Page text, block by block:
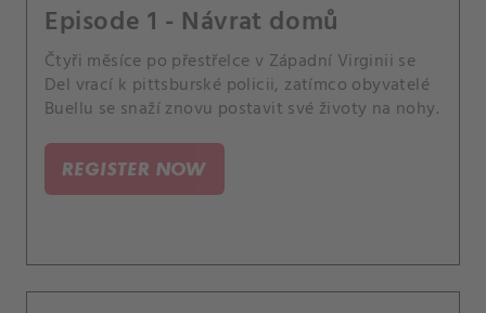
Episode 1 - Návrat domů
Čtyři měsíce po přestřelce v Západní Virginii se
Del vrací k pittsburské policii, zatímco obyvatelé
Buellu se snaží znovu postavit své životy na nohy.
REGISTER NOW